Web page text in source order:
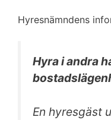
Hyresnämndens
Hyra i andra
En hyresgäst